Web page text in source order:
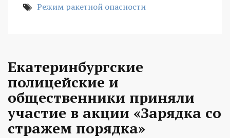
Режим ракетной опасности
Екатеринбургские
полицейские и
общественники приняли
участие в акции «Зарядка со
стражем порядка»